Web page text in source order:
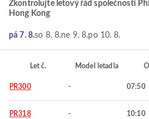
Zkontrolujte letový řád společnosti
Hong Kong
pá 7. 8.so 8. 8.ne 9. 8.po 10. 8.
Let č. Model letadla
PR300 - 07:50
PR318 - 10:10